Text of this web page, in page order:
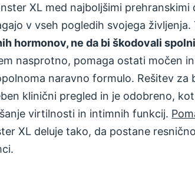
XL med najboljšimi
v vseh pogledih svojega življenja.
hormonov, ne da bi škodovali
nasprotno, pomaga ostati močen
naravno formulo. Rešitev za
klinični pregled in je odobreno,
virtilnosti in intimnih funkcij.
XL deluje tako, da postane